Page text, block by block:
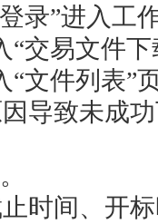
录”进入工
“交易文件下
“文件列表”
因导致未成
时间、开